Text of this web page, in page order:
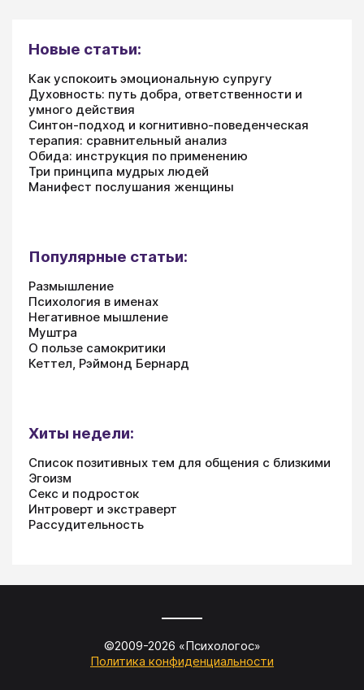
Новые статьи:
Как успокоить эмоциональную супругу
Духовность: путь добра, ответственности и
умного действия
Синтон-подход и когнитивно-поведенческая
терапия: сравнительный анализ
Обида: инструкция по применению
Три принципа мудрых людей
Манифест послушания женщины
Популярные статьи:
Размышление
Психология в именах
Негативное мышление
Муштра
О пользе самокритики
Кеттел, Рэймонд Бернард
Хиты недели:
Список позитивных тем для общения с близкими
Эгоизм
Секс и подросток
Интроверт и экстраверт
Рассудительность
©2009-2026 «Психологос»
Политика конфиденциальности